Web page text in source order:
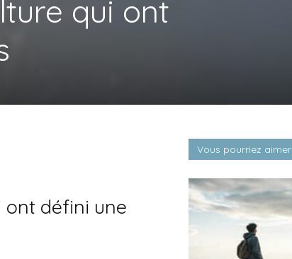
style
qui ont
ont défini une
Vous pourriez aimer